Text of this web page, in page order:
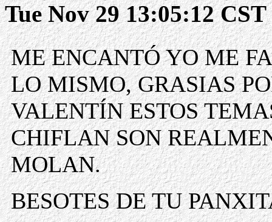
Tue Nov 29 13:05:12 CST
ME ENCANTÓ YO ME
LO MISMO, GRASIAS
VALENTÍN ESTOS
CHIFLAN SON
MOLAN.
BESOTES DE TU